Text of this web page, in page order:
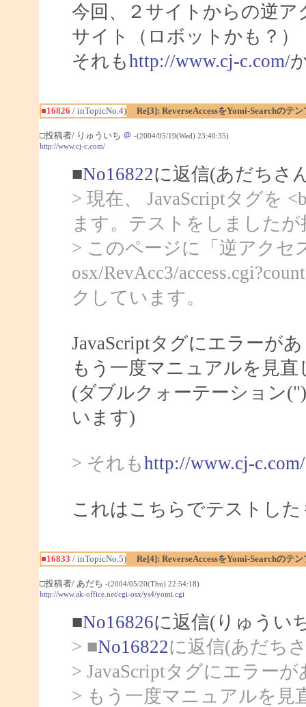
今回、２サイトからの逆
サイト（ロボットかも？）
それもhttp://www.cj-c.com/
■16826 / inTopicNo.4) Re[3]: ReverseAccessをYomi-Searchのテ
□投稿者/ りゅういち ＠ -(2004/05/19(Wed) 23:40:35)
http://www.cj-c.com/
■No16822に返信(あだちさ
> 現在、 JavaScriptタグを
ます。テストをしました
> このページに「逆アクセ
osx/RevAcc3/
クしています。
JavaScriptタグにエラーが
もう一度マニュアルを見
(ダブルクォーテーション
います)
> それもhttp://www.cj-c.com/
これはこちらでテストし
■16833 / inTopicNo.5) Re[4]: ReverseAccessをYomi-Searchのテ
□投稿者/ あだち -(2004/05/20(Thu) 22:54:18)
http://www.ak-office.net/cgi-osx/ys4/yomi.cgi
■No16826に返信(りゅうい
> ■No16822に返信(あだち
> JavaScriptタグにエラー
> もう一度マニュアルを見